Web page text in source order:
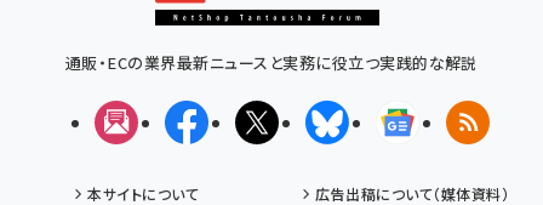
通販・ECの業界最新ニュースと実務に役立つ実践的な解説
メルマガFacebookX(エックス)BlueskyGoogleニュ
RSS
本サイトについて
広告出稿について（媒体資料）